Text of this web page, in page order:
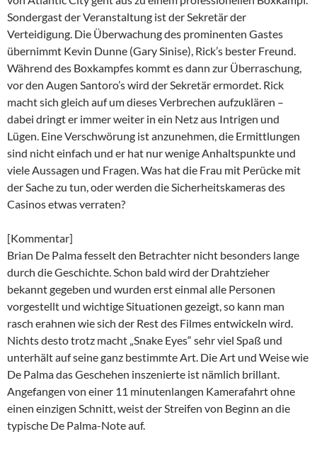
Sondergast der Veranstaltung ist der Sekretär der
Verteidigung. Die Überwachung des prominenten Gastes
übernimmt Kevin Dunne (Gary Sinise), Rick’s bester Freund.
Während des Boxkampfes kommt es dann zur Überraschung,
vor den Augen Santoro’s wird der Sekretär ermordet. Rick
macht sich gleich auf um dieses Verbrechen aufzuklären –
dabei dringt er immer weiter in ein Netz aus Intrigen und
Lügen. Eine Verschwörung ist anzunehmen, die Ermittlungen
sind nicht einfach und er hat nur wenige Anhaltspunkte und
viele Aussagen und Fragen. Was hat die Frau mit Perücke mit
der Sache zu tun, oder werden die Sicherheitskameras des
Casinos etwas verraten?
[Kommentar]
Brian De Palma fesselt den Betrachter nicht besonders lange
durch die Geschichte. Schon bald wird der Drahtzieher
bekannt gegeben und wurden erst einmal alle Personen
vorgestellt und wichtige Situationen gezeigt, so kann man
rasch erahnen wie sich der Rest des Filmes entwickeln wird.
Nichts desto trotz macht „Snake Eyes“ sehr viel Spaß und
unterhält auf seine ganz bestimmte Art. Die Art und Weise wie
De Palma das Geschehen inszenierte ist nämlich brillant.
Angefangen von einer 11 minutenlangen Kamerafahrt ohne
einen einzigen Schnitt, weist der Streifen von Beginn an die
typische De Palma-Note auf.